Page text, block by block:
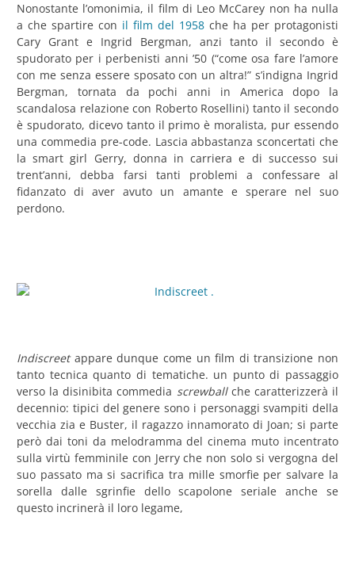
Nonostante l’omonimia, il film di Leo McCarey non ha nulla
a che spartire con il film del 1958 che ha per protagonisti
Cary Grant e Ingrid Bergman, anzi tanto il secondo è
spudorato per i perbenisti anni ’50 (“come osa fare l’amore
con me senza essere sposato con un altra!” s’indigna Ingrid
Bergman, tornata da pochi anni in America dopo la
scandalosa relazione con Roberto Rosellini) tanto il secondo
è spudorato, dicevo tanto il primo è moralista, pur essendo
una commedia pre-code. Lascia abbastanza sconcertati che
la smart girl Gerry, donna in carriera e di successo sui
trent’anni, debba farsi tanti problemi a confessare al
fidanzato di aver avuto un amante e sperare nel suo
perdono.
Indiscreetappare dunque come un film di transizione non
tanto tecnica quanto di tematiche. un punto di passaggio
verso la disinibita commedia screwballche caratterizzerà il
decennio: tipici del genere sono i personaggi svampiti della
vecchia zia e Buster, il ragazzo innamorato di Joan; si parte
però dai toni da melodramma del cinema muto incentrato
sulla virtù femminile con Jerry che non solo si vergogna del
suo passato ma si sacrifica tra mille smorfie per salvare la
sorella dalle sgrinfie dello scapolone seriale anche se
questo incrinerà il loro legame,